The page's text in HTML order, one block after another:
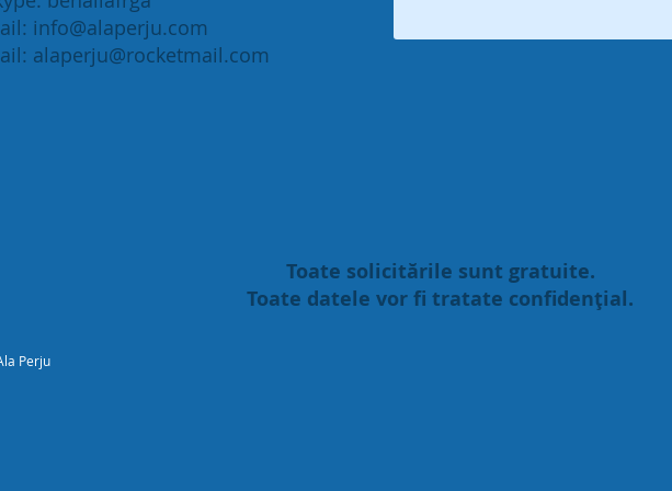
info@alaperju.com
alaperju@rocketmail.com
Toate solicitările sunt gratuite.
Toate datele vor fi tratate confidenţial.
Perju